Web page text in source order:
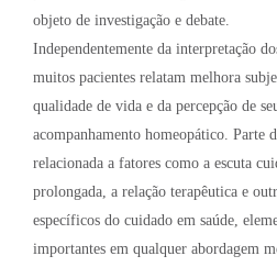
objeto de investigação e debate.
Independentemente da interpretação
muitos pacientes relatam melhora
qualidade de vida e da percepção de
acompanhamento homeopático. Parte
relacionada a fatores como a escuta
prolongada, a relação terapêutica e
específicos do cuidado em saúde,
importantes em qualquer abordagem